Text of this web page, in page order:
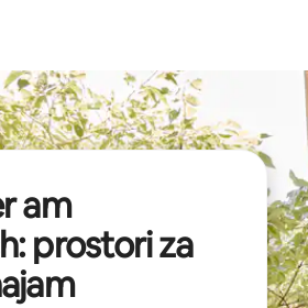
am
prostori za